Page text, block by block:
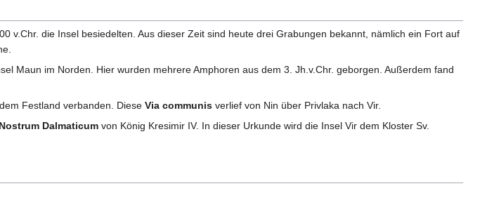
v.Chr. die Insel besiedelten. Aus dieser Zeit sind heute drei Grabungen bekannt, nämlich ein Fort auf
Maun im Norden. Hier wurden mehrere Amphoren aus dem 3. Jh.v.Chr. geborgen. Außerdem fand
Festland verbanden. Diese Via communis verlief von Nin über Privlaka nach Vir.
Dalmaticum von König Kresimir IV. In dieser Urkunde wird die Insel Vir dem Kloster Sv.